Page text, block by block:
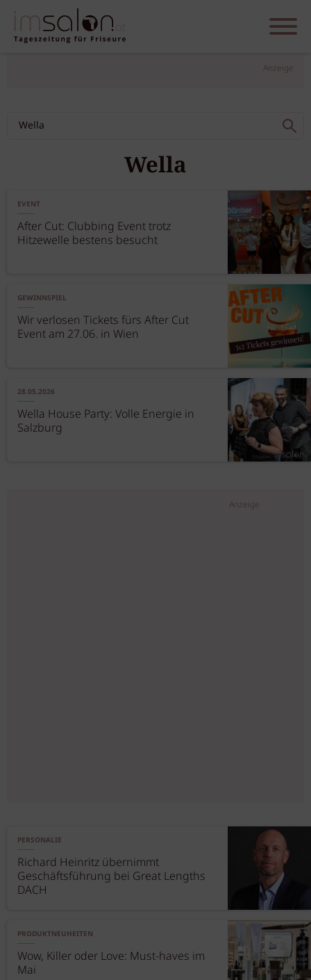
Anzeige
Wella
EVENT
After Cut: Clubbing Event trotz
Hitzewelle bestens besucht
GEWINNSPIEL
Wir verlosen Tickets fürs After Cut
Event am 27.06. in Wien
28.05.2026
Wella House Party: Volle Energie in
Salzburg
Anzeige
PERSONALIE
Richard Heinritz übernimmt
Geschäftsführung bei Great Lengths
DACH
PRODUKTNEUHEITEN
Wow, Killer oder Love: Must-haves im
Mai